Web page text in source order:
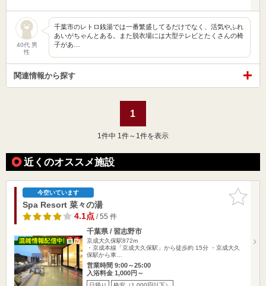
40代 男
性
千葉市のレトロ銭湯では一番繁盛してるだけでなく、活気やふれ
あいがちゃんとある。また脱衣場には大型テレビとたくさんの椅
子があ…
関連情報から探す
1
1 件中 1件～1件を表示
近くのオススメ施設
お気に入
りに追加
今空いています
Spa Resort 菜々の湯
4.1点/ 55 件
千葉県 / 習志野市
京成大久保駅872m
・京成本線「京成大久保駅」から徒歩約 15分 ・京成大久
保駅から車…
営業時間 9:00～25:00
入浴料金 1,000円～